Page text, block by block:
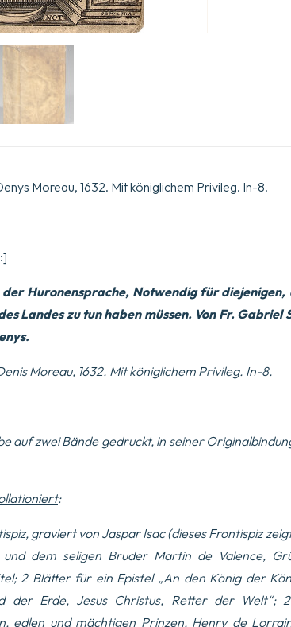
Moreau, 1632. Mit königlichem Privileg. In-8.
Huronensprache, Notwendig für
Landes zu tun haben müssen. Von Fr.
Moreau, 1632. Mit königlichem Privileg. In-8.
auf zwei Bände gedruckt, in seiner
:
graviert von Jaspar Isac(dieses Frontispiz
und dem seligen Bruder Martin de Valence,
2 Blätter für ein Epistel „An den König der
der Erde, Jesus Christus, Retter der Welt“;
edlen und mächtigen Prinzen, Henry de